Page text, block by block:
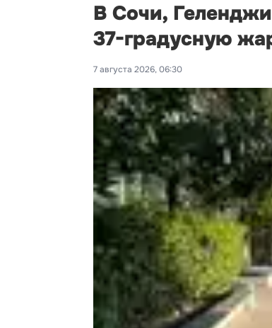
В Сочи,
37-градусную
7 августа 2026, 06:30